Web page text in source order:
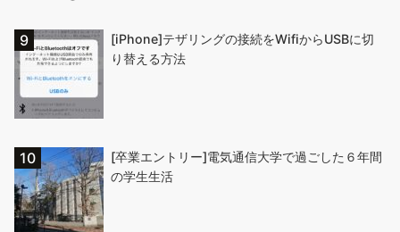
[iPhone]テザリングの接続をWifiからUSBに切
り替える方法
[卒業エントリー]電気通信大学で過ごした６年間
の学生生活